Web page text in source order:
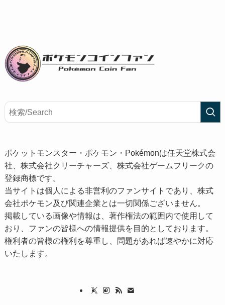
ポケットモンスター・ポケモン・Pokémonは任天堂株式会
社、株式会社クリーチャーズ、株式会社ゲームフリークの
登録商標です。
当サイトは個人による非営利のファンサイトであり、株式
会社ポケモン及び関連企業とは一切関係ございません。
掲載している画像や情報は、著作権法の範囲内で使用して
おり、ファンの皆様への情報提供を目的としております。
権利者の皆様の権利を尊重し、問題があれば速やかに対応
いたします。